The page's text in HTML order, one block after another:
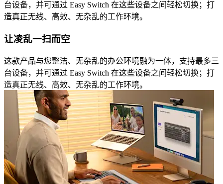
台设备，并可通过 Easy Switch 在这些设备之间轻松切换；打
造真正无线、高效、无杂乱的工作环境。
让凌乱一扫而空
这款产品与您整洁、无杂乱的办公环境融为一体，支持最多三
台设备，并可通过 Easy Switch 在这些设备之间轻松切换；打
造真正无线、高效、无杂乱的工作环境。